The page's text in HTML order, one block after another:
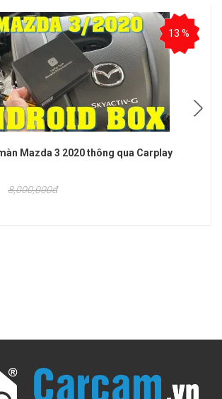
13 %
Mazda 3 2020 thông qua Carplay
8,000,000đ